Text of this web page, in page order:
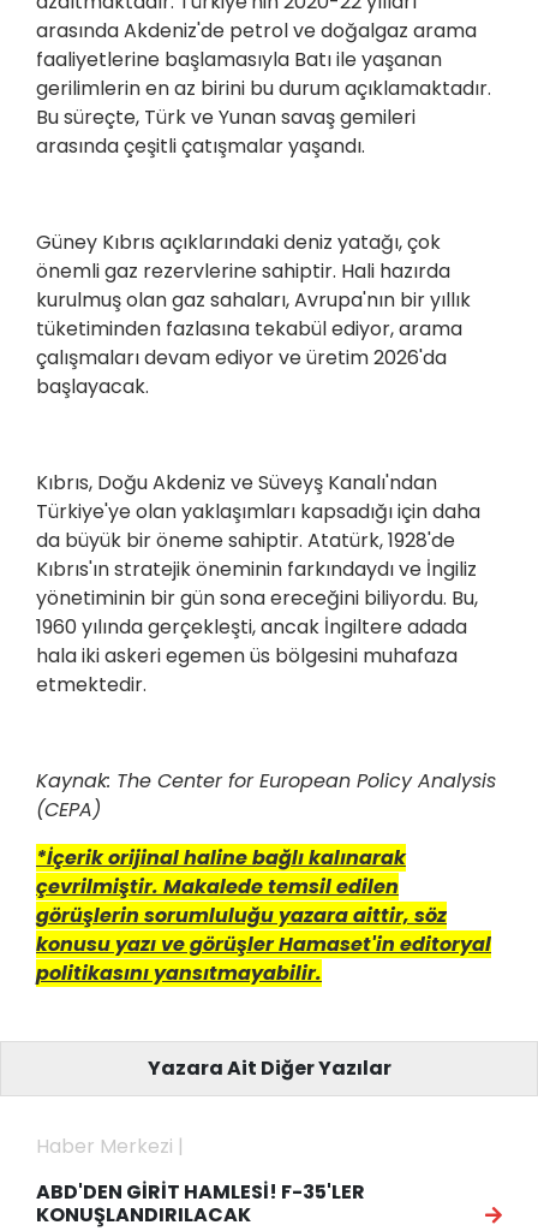
arasında Akdeniz'de petrol ve doğalgaz arama
faaliyetlerine başlamasıyla Batı ile yaşanan
gerilimlerin en az birini bu durum açıklamaktadır.
Bu süreçte, Türk ve Yunan savaş gemileri
arasında çeşitli çatışmalar yaşandı.
Güney Kıbrıs açıklarındaki deniz yatağı, çok
önemli gaz rezervlerine sahiptir. Hali hazırda
kurulmuş olan gaz sahaları, Avrupa'nın bir yıllık
tüketiminden fazlasına tekabül ediyor, arama
çalışmaları devam ediyor ve üretim 2026'da
başlayacak.
Kıbrıs, Doğu Akdeniz ve Süveyş Kanalı'ndan
Türkiye'ye olan yaklaşımları kapsadığı için daha
da büyük bir öneme sahiptir. Atatürk, 1928'de
Kıbrıs'ın stratejik öneminin farkındaydı ve İngiliz
yönetiminin bir gün sona ereceğini biliyordu. Bu,
1960 yılında gerçekleşti, ancak İngiltere adada
hala iki askeri egemen üs bölgesini muhafaza
etmektedir.
Kaynak: The Center for European Policy Analysis
(CEPA)
*İçerik orijinal haline bağlı kalınarak
çevrilmiştir. Makalede temsil edilen
görüşlerin sorumluluğu yazara aittir, söz
konusu yazı ve görüşler Hamaset'in editoryal
politikasını yansıtmayabilir.
Yazara Ait Diğer Yazılar
Haber Merkezi |
ABD'DEN GİRİT HAMLESİ! F-35'LER
KONUŞLANDIRILACAK